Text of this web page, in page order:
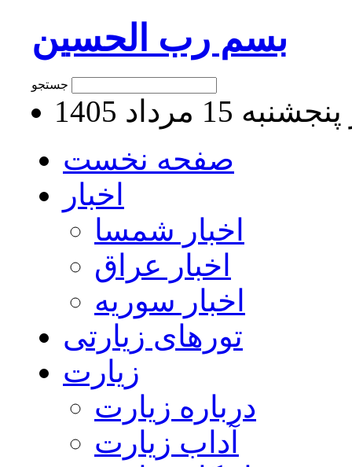
بسم رب الحسین
15 مرداد 1405
صفحه نخست
اخبار
اخبار شمسا
اخبار عراق
اخبار سوریه
تورهای زیارتی
زیارت
درباره زیارت
آداب زیارت